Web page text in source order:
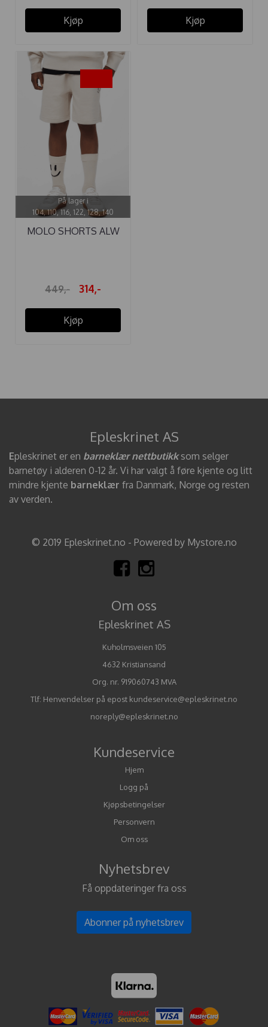
Kjøp Kjøp
På lager i
104, 110, 116, 122, 128, 140
MOLO SHORTS ALW
449,- 314,-
Kjøp
Epleskrinet AS
Epleskrinet er en barneklær nettbutikksom selger
barnetøy i alderen 0-12 år. Vi har valgt å føre kjente og litt
mindre kjente barneklær fra Danmark, Norge og resten
av verden.
© 2019 Epleskrinet.no - Powered by Mystore.no
Om oss
Epleskrinet AS
Kuholmsveien 105
4632 Kristiansand
Org. nr. 919060743 MVA
Tlf: Henvendelser på epost kundeservice@epleskrinet.no
noreply@epleskrinet.no
Kundeservice
Hjem
Logg på
Kjøpsbetingelser
Personvern
Om oss
Nyhetsbrev
Få oppdateringer fra oss
Abonner på nyhetsbrev